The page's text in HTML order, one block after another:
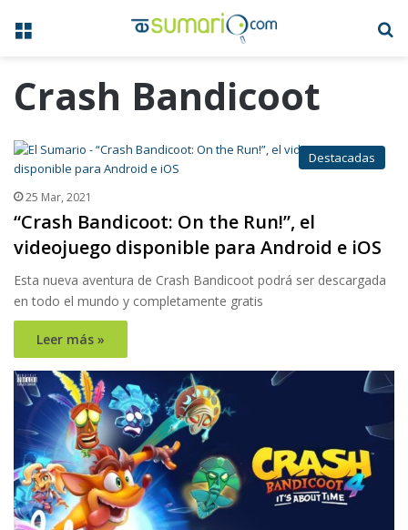
Menú
Crash Bandicoot
Destacadas
25 Mar, 2021
“Crash Bandicoot: On the Run!”, el
videojuego disponible para Android e iOS
Esta nueva aventura de Crash Bandicoot podrá ser descargada
en todo el mundo y completamente gratis
Leer más »